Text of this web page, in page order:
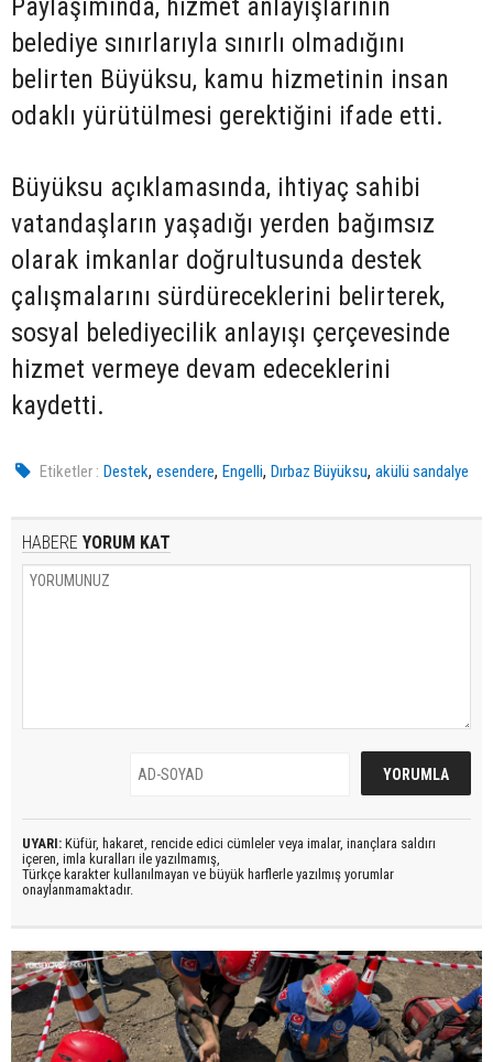
Paylaşımında, hizmet anlayışlarının
belediye sınırlarıyla sınırlı olmadığını
belirten Büyüksu, kamu hizmetinin insan
odaklı yürütülmesi gerektiğini ifade etti.
Büyüksu açıklamasında, ihtiyaç sahibi
vatandaşların yaşadığı yerden bağımsız
olarak imkanlar doğrultusunda destek
çalışmalarını sürdüreceklerini belirterek,
sosyal belediyecilik anlayışı çerçevesinde
hizmet vermeye devam edeceklerini
kaydetti.
Etiketler : Destek,esendere,Engelli,Dırbaz Büyüksu,akülü sandalye
HABERE YORUM KAT
UYARI: Küfür, hakaret, rencide edici cümleler veya imalar, inançlara saldırı
içeren, imla kuralları ile yazılmamış,
Türkçe karakter kullanılmayan ve büyük harflerle yazılmış yorumlar
onaylanmamaktadır.